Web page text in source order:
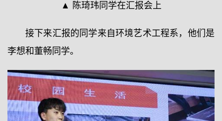
▲ 陈琦玮同学在汇报会上
接下来汇报的同学来自环境艺术工程系，他们是
李想和董畅同学。